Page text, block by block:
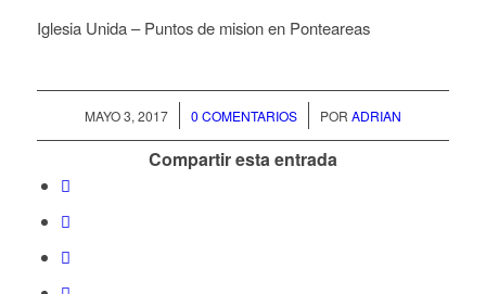
Iglesia Unida – Puntos de mision en Ponteareas
MAYO 3, 2017
/ 0 COMENTARIOS
/ POR ADRIAN
Compartir esta entrada